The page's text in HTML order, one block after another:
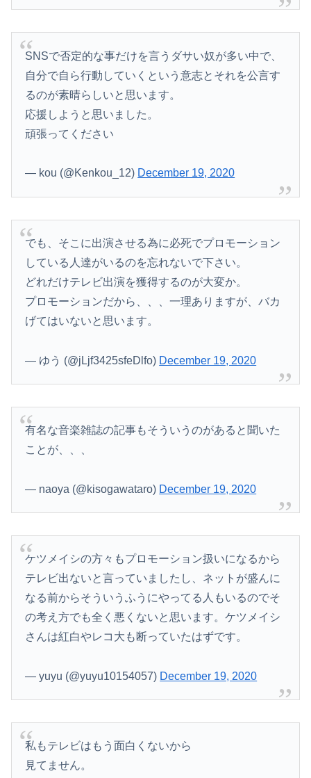
SNSで否定的な事だけを言うダサい奴が多い中で、
自分で自ら行動していくという意志とそれを公言す
るのが素晴らしいと思います。
応援しようと思いました。
頑張ってください
— kou (@Kenkou_12) December 19, 2020
でも、そこに出演させる為に必死でプロモーション
している人達がいるのを忘れないで下さい。
どれだけテレビ出演を獲得するのが大変か。
プロモーションだから、、、一理ありますが、バカ
げてはいないと思います。
— ゆう (@jLjf3425sfeDlfo) December 19, 2020
有名な音楽雑誌の記事もそういうのがあると聞いた
ことが、、、
— naoya (@kisogawataro) December 19, 2020
ケツメイシの方々もプロモーション扱いになるから
テレビ出ないと言っていましたし、ネットが盛んに
なる前からそういうふうにやってる人もいるのでそ
の考え方でも全く悪くないと思います。ケツメイシ
さんは紅白やレコ大も断っていたはずです。
— yuyu (@yuyu10154057) December 19, 2020
私もテレビはもう面白くないから
見てません。